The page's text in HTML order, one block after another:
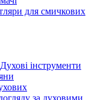
для смичкових
Духові інструменти
за духовими